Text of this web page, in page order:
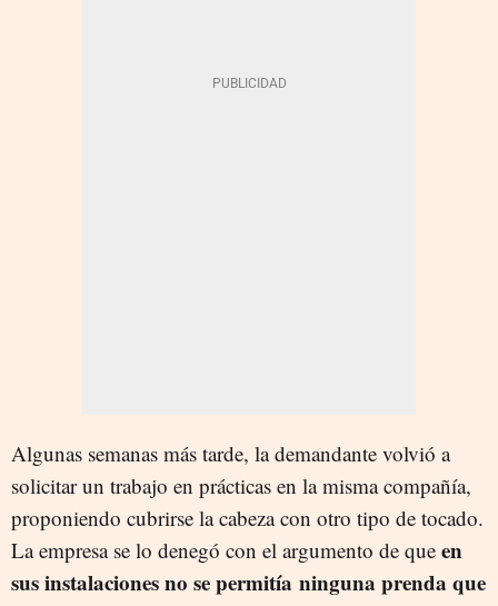
Algunas semanas más tarde, la demandante volvió a
solicitar un trabajo en prácticas en la misma compañía,
proponiendo cubrirse la cabeza con otro tipo de tocado.
La empresa se lo denegó con el argumento de que en
sus instalaciones no se permitía ninguna prenda que